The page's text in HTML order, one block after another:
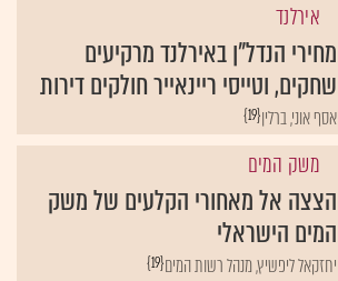
אירלנד
מחירי הנדל"ן באירלנד מרקיעים
שחקים, וטייסי ריינאייר חולקים דירות
{19}אסף אוני, ברלין
משק המים
הצצה אל מאחורי הקלעים של משק
המים הישראלי
{19}יחזקאל ליפשיץ, מנהל רשות המים